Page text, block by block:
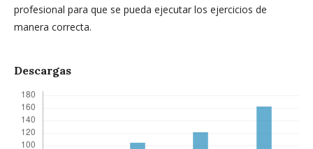
profesional para que se pueda ejecutar los ejercicios de
manera correcta.
Descargas